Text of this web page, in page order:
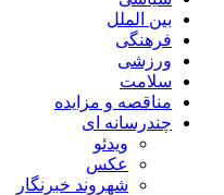
بین الملل
فرهنگی
ورزشی
سلامت
مناقصه و مزایده
چندرسانه ای
ویدئو
عکس
شهروند خبرنگار